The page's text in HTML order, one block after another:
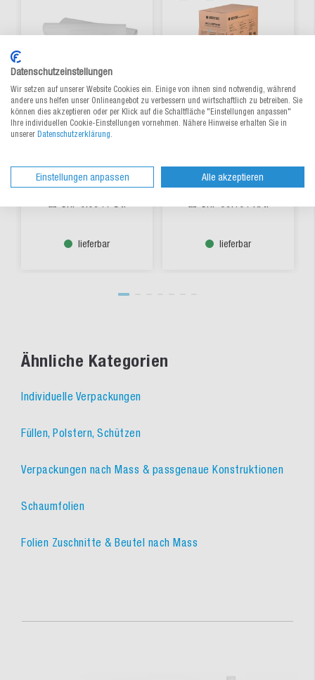
Schaumfolien-
Aus 4 Varianten wählen
lieferbar
Zum Produkt
lieferbar
Ähnliche Kategorien
Individuelle Verpackungen
Füllen, Polstern, Schützen
Verpackungen nach Mass & passgenaue Konstruktionen
Schaumfolien
Folien Zuschnitte & Beutel nach Mass
Datenschutzeinstellungen
Wir setzen auf unserer Website Cookies ein. Einige von ihnen sind notwendig, während
andere uns helfen unser Onlineangebot zu verbessern und wirtschaftlich zu betreiben. Sie
können dies akzeptieren oder per Klick auf die Schaltfläche "Einstellungen anpassen"
Ihre individuellen Cookie-Einstellungen vornehmen. Nähere Hinweise erhalten Sie in
unserer Datenschutzerklärung
Einstellungen anpassen Alle akzeptieren